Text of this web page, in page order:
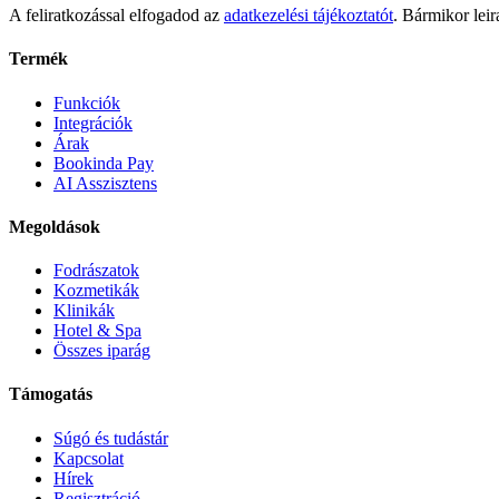
A feliratkozással elfogadod az adatkezelési tájékoztatót. Bármikor
Termék
Funkciók
Integrációk
Árak
Bookinda Pay
AI Asszisztens
Megoldások
Fodrászatok
Kozmetikák
Klinikák
Hotel & Spa
Összes iparág
Támogatás
Súgó és tudástár
Kapcsolat
Hírek